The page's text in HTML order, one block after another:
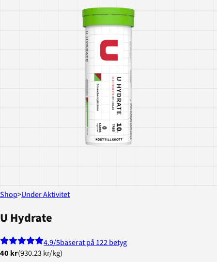
Shop>Under Aktivitet
U Hydrate
4.9/5baserat på 122 betyg
40 kr(930.23 kr/kg)